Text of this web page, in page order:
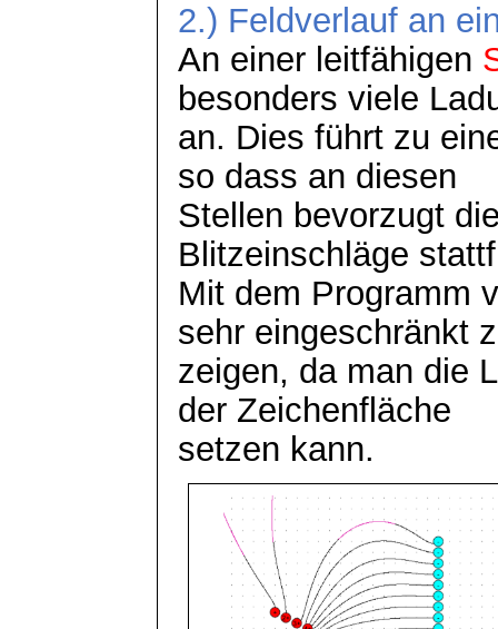
2.) Feldverlauf an
An einer leitfähigen
besonders viele
an. Dies führt zu
so dass an diesen
Stellen bevorzugt
Blitzeinschläge
Mit dem Programm
sehr eingeschränkt
zeigen, da man die
der Zeichenfläche
setzen kann.